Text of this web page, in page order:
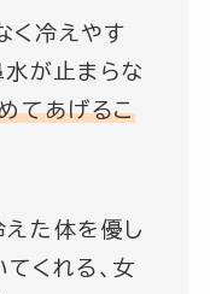
く冷えやす
が止まらな
てあげるこ
た体を優し
くれる、女